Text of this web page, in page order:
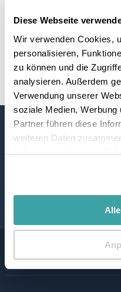
Diese Webseite
Wir verwenden Cookies,
personalisieren,
zu können und die
analysieren. Außerdem
Verwendung unserer
soziale Medien, Werbung
Partner führen diese
weiteren Daten
haben oder die sie im
ALLE ANGEBOTE